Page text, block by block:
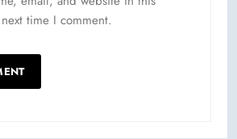
time I comment.